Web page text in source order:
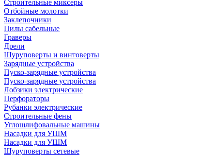
Строительные миксеры
Отбойные молотки
Заклепочники
Пилы сабельные
Граверы
Дрели
Шуруповерты и винтоверты
Зарядные устройства
Пуско-зарядные устройства
Пуско-зарядные устройства
Лобзики электрические
Перфораторы
Рубанки электрические
Строительные фены
Углошлифовальные машины
Насадки для УШМ
Насадки для УШМ
Шуруповерты сетевые